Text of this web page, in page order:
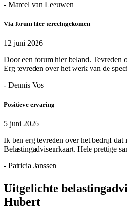
- Marcel van Leeuwen
Via forum hier terechtgekomen
12 juni 2026
Door een forum hier beland. Tevreden
Erg tevreden over het werk van de
- Dennis Vos
Positieve ervaring
5 juni 2026
Ik ben erg tevreden over het bedrijf dat
Belastingadviseurkaart. Hele prettige
- Patricia Janssen
Uitgelichte
Hubert